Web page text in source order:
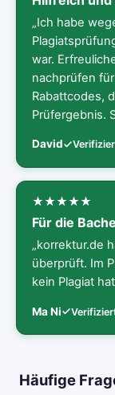
„Ich habe
war.
nachprüfen
Rabattcodes,
Prüfergebnis.
David
Für die
„korrektur.de
überprüft. Im
kein Plagiat
Ma Ni
Häufige